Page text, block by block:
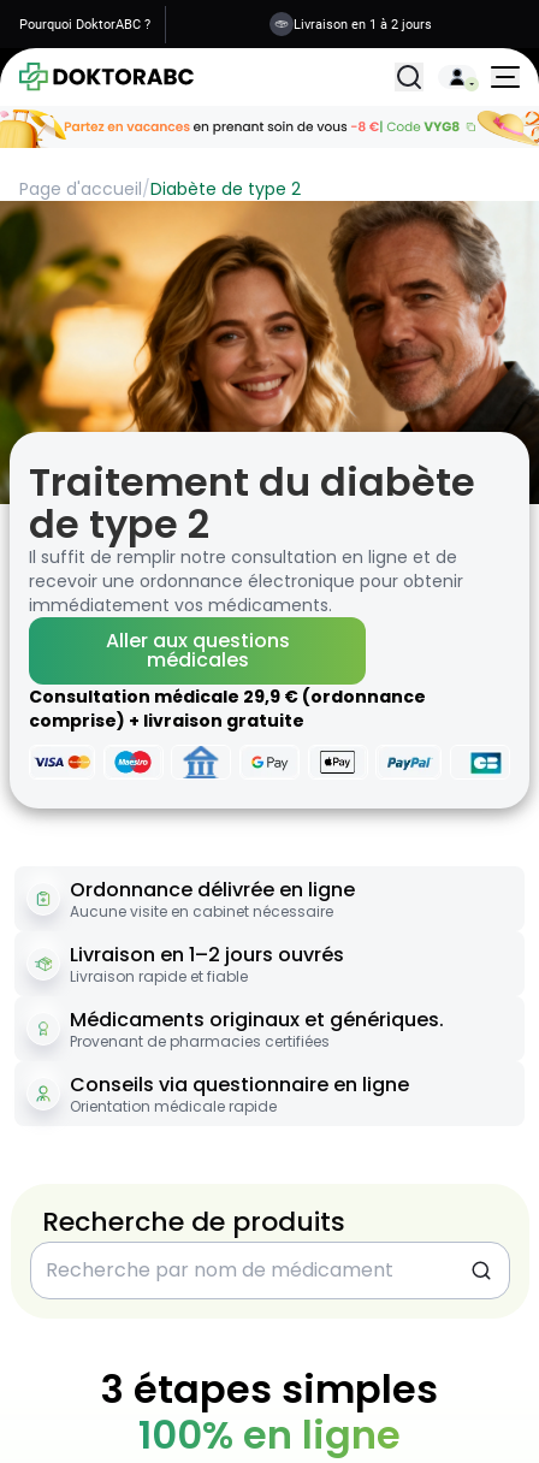
Pourquoi DoktorABC ? Livraison en 1 à 2 jours
Tous les
Page d'accueil/Diabète de type 2
Traitement du diabète
de type 2
Il suffit de remplir notre consultation en ligne et de
recevoir une ordonnance électronique pour obtenir
immédiatement vos médicaments.
Aller aux questions
médicales
Consultation médicale 29,9 € (ordonnance
comprise) + livraison gratuite
Ordonnance délivrée en ligne
Aucune visite en cabinet nécessaire
Livraison en 1–2 jours ouvrés
Livraison rapide et fiable
Médicaments originaux et génériques.
Provenant de pharmacies certifiées
Conseils via questionnaire en ligne
Orientation médicale rapide
Recherche de produits
3 étapes simples
100% en ligne